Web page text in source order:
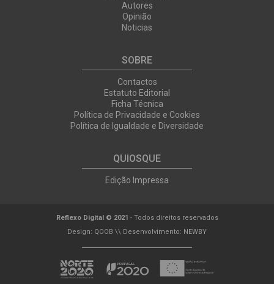
Autores
Opinião
Noticias
SOBRE
Contactos
Estatuto Editorial
Ficha Técnica
Política de Privacidade e Cookies
Política de Igualdade e Diversidade
QUIOSQUE
Edição Impressa
Reflexo Digital © 2021 - Todos direitos reservados
Design: QOOB \\ Desenvolvimento: NEWBY